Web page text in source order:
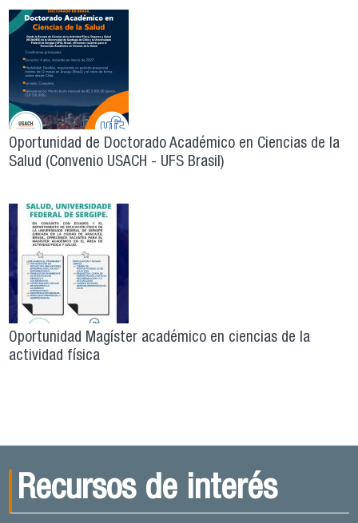
Oportunidad de Doctorado Académico en Ciencias de la
Salud (Convenio USACH - UFS Brasil)
Oportunidad Magíster académico en ciencias de la
actividad física
Recursos de interés